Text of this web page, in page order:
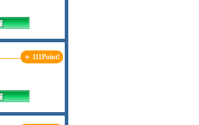
＋ 111Point!